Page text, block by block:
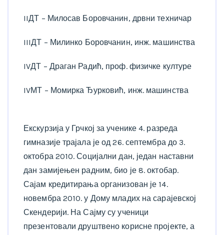
IIДТ – Милосав Боровчанин, дрвни техничар
IIIДТ – Милинко Боровчанин, инж. машинства
IVДТ – Драган Радић, проф. физичке културе
IVМТ – Момирка Ђурковић, инж. машинства
Екскурзија у Грчкој за ученике 4. разреда
гимназије трајала је од 26. септембра до 3.
октобра 2010. Социјални дан, један наставни
дан замијењен радним, био је 8. октобар.
Сајам кредитирања организован је 14.
новембра 2010. у Дому младих на сарајевској
Скендерији. На Сајму су ученици
презентовали друштвено корисне пројекте, а